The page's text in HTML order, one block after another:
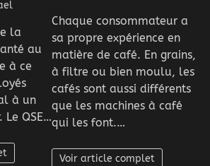
la
au
à ce
à un
QSE…
Chaque consommateur a
sa propre expérience en
matière de café. En grains,
à filtre ou bien moulu, les
cafés sont aussi différents
que les machines à café
qui les font.…
Voir article complet